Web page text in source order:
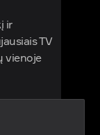
ir
TV
vienoje